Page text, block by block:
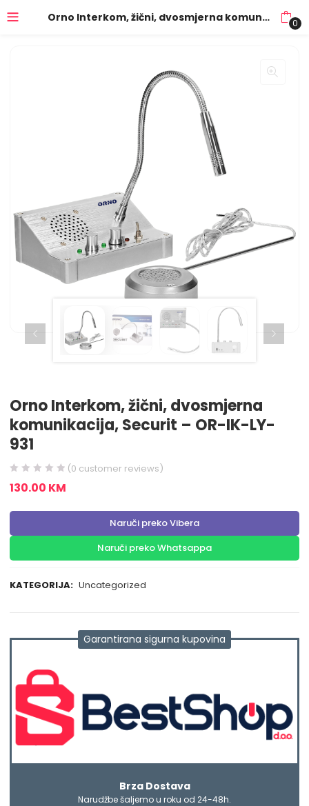
Orno Interkom, žični, dvosmjerna komunikacija, Securit – OR-IK-LY-931 0
Orno Interkom, žični, dvosmjerna
komunikacija, Securit – OR-IK-LY-
931
(0 customer reviews)
130.00 KM
Naruči preko Vibera
Naruči preko Whatsappa
KATEGORIJA: Uncategorized
Garantirana sigurna kupovina
Brza Dostava
Narudžbe šaljemo u roku od 24-48h.